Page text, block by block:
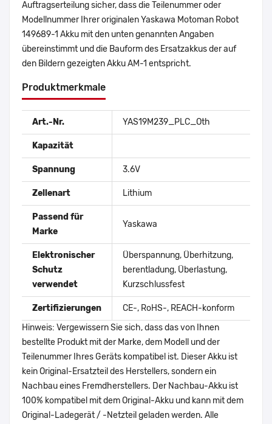
Auftragserteilung sicher, dass die Teilenummer oder
Modellnummer Ihrer originalen Yaskawa Motoman Robot
149689-1 Akku mit den unten genannten Angaben
übereinstimmt und die Bauform des Ersatzakkus der auf
den Bildern gezeigten Akku AM-1 entspricht.
Produktmerkmale
Art.-Nr. YAS19M239_PLC_Oth
Kapazität
Spannung 3.6V
Zellenart Lithium
Passend für
Marke
Yaskawa
Elektronischer
Schutz
verwendet
Überspannung, Überhitzung,
berentladung, Überlastung,
Kurzschlussfest
Zertifizierungen
CE-, RoHS-, REACH-konform
Hinweis: Vergewissern Sie sich, dass das von Ihnen
bestellte Produkt mit der Marke, dem Modell und der
Teilenummer Ihres Geräts kompatibel ist. Dieser Akku ist
kein Original-Ersatzteil des Herstellers, sondern ein
Nachbau eines Fremdherstellers. Der Nachbau-Akku ist
100% kompatibel mit dem Original-Akku und kann mit dem
Original-Ladegerät / -Netzteil geladen werden. Alle